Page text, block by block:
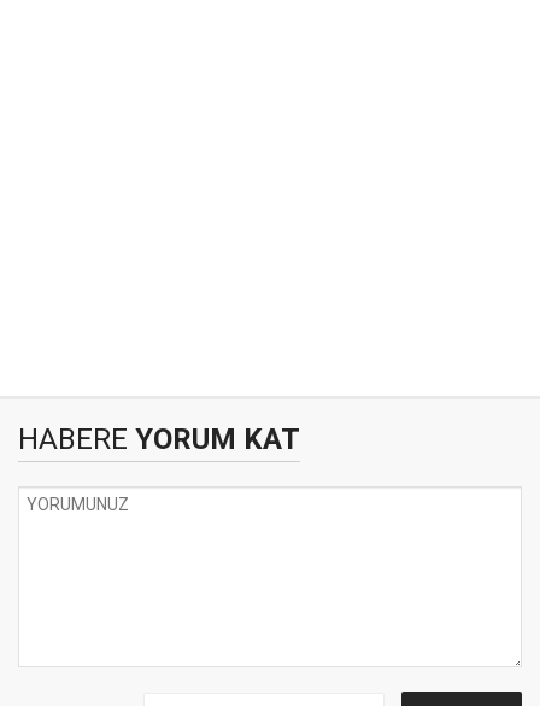
HABERE YORUM KAT